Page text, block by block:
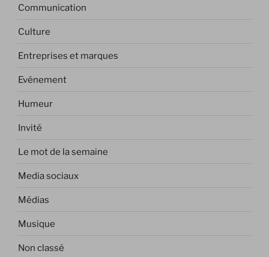
Communication
Culture
Entreprises et marques
Evénement
Humeur
Invité
Le mot de la semaine
Media sociaux
Médias
Musique
Non classé